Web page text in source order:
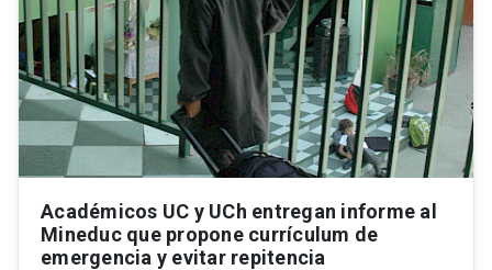
Académicos UC y UCh entregan informe al
Mineduc que propone currículum de
emergencia y evitar repitencia